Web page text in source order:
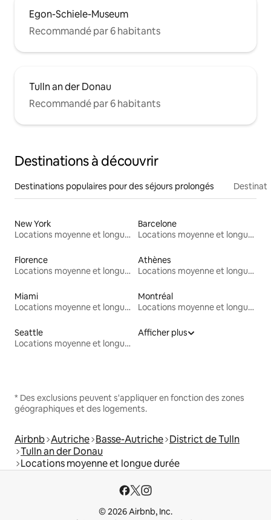
Egon-Schiele-Museum
Recommandé par 6 habitants
Tulln an der Donau
Recommandé par 6 habitants
Destinations à découvrir
Destinations populaires pour des séjours prolongés
New York
Locations moyenne et longue durée
Barcelone
Locations moyenne et longue durée
Florence
Locations moyenne et longue durée
Athènes
Locations moyenne et longue durée
Miami
Locations moyenne et longue durée
Montréal
Locations moyenne et longue durée
Seattle
Locations moyenne et longue durée
Afficher plus
* Des exclusions peuvent s'appliquer en fonction des zones
géographiques et des logements.
Airbnb Autriche Basse-Autriche District de Tulln
Tulln an der Donau
Locations moyenne et longue durée
© 2026 Airbnb, Inc.